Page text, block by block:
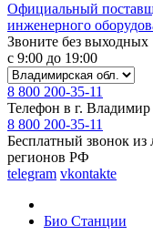
Официальный
инженерного
Звоните без выходных
с 9:00 до 19:00
8 800 200-35-11
Телефон в г. Владимир
8 800 200-35-11
Бесплатный звонок
регионов РФ
telegram vkontakte
Био Станции